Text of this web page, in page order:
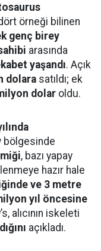
örneği bilinen
genç birey
arasında
yaşandı. Açık
dolara satıldı; ek
dolar oldu.
bölgesinde
, bazı yapay
hazır hale
ve 3 metre
yıl öncesine
alıcının iskeleti
açıkladı.